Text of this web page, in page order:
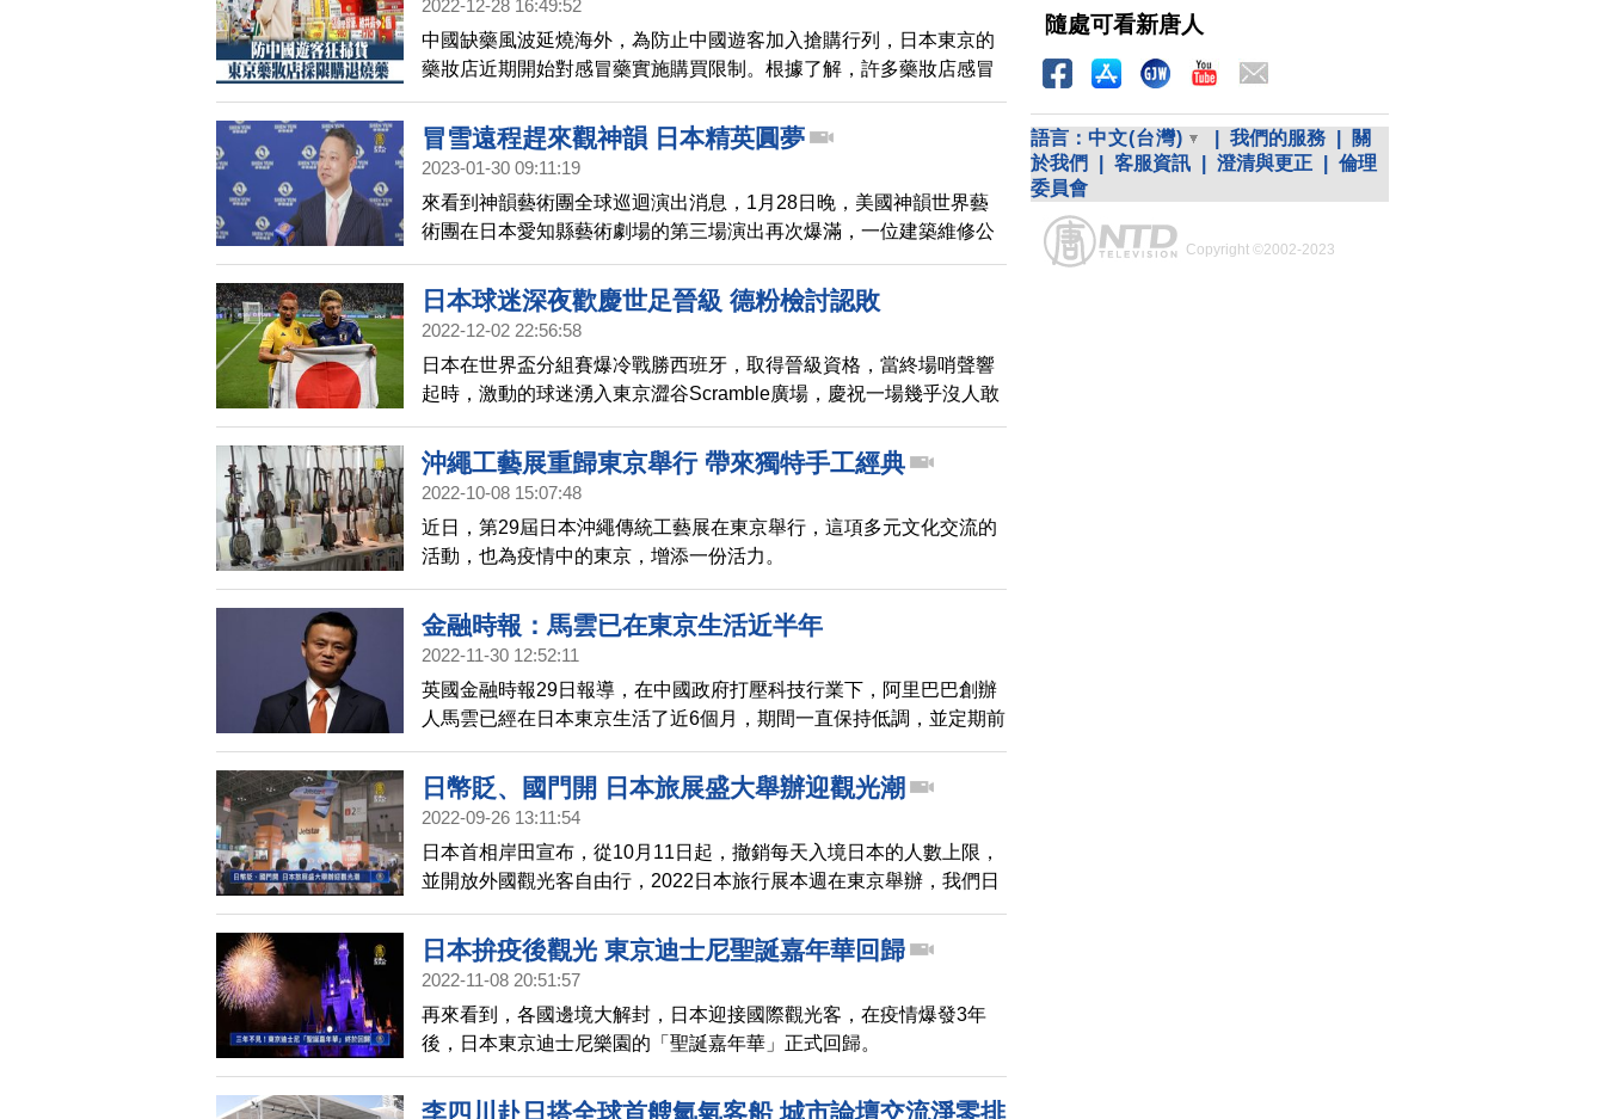
2022-12-28 16:49:52
中國缺藥風波延燒海外，為防止中國遊客加入搶購行列，日本東京的
藥妝店近期開始對感冒藥實施購買限制。根據了解，許多藥妝店感冒
類型藥品庫存即將耗盡，在部分藥妝店，顧客已被限制不能購買超過
一盒。
冒雪遠程趕來觀神韻 日本精英圓夢
2023-01-30 09:11:19
來看到神韻藝術團全球巡迴演出消息，1月28日晚，美國神韻世界藝
術團在日本愛知縣藝術劇場的第三場演出再次爆滿，一位建築維修公
司董事長，冒大雪開車4小時趕來觀看神韻演出，他說，終於圓了自己
的夢想。
日本球迷深夜歡慶世足晉級 德粉檢討認敗
2022-12-02 22:56:58
日本在世界盃分組賽爆冷戰勝西班牙，取得晉級資格，當終場哨聲響
起時，激動的球迷湧入東京澀谷Scramble廣場，慶祝一場幾乎沒人敢
夢想的勝利。德國球迷則黯然接受淘汰結果。
沖繩工藝展重歸東京舉行 帶來獨特手工經典
2022-10-08 15:07:48
近日，第29屆日本沖繩傳統工藝展在東京舉行，這項多元文化交流的
活動，也為疫情中的東京，增添一份活力。
金融時報：馬雲已在東京生活近半年
2022-11-30 12:52:11
英國金融時報29日報導，在中國政府打壓科技行業下，阿里巴巴創辦
人馬雲已經在日本東京生活了近6個月，期間一直保持低調，並定期前
往美國和以色列。
日幣貶、國門開 日本旅展盛大舉辦迎觀光潮
2022-09-26 13:11:54
日本首相岸田宣布，從10月11日起，撤銷每天入境日本的人數上限，
並開放外國觀光客自由行，2022日本旅行展本週在東京舉辦，我們日
本記者帶您直擊。
日本拚疫後觀光 東京迪士尼聖誕嘉年華回歸
2022-11-08 20:51:57
再來看到，各國邊境大解封，日本迎接國際觀光客，在疫情爆發3年
後，日本東京迪士尼樂園的「聖誕嘉年華」正式回歸。
李四川赴日搭全球首艘氫氣客船 城市論壇交流淨零排
隨處可看新唐人
語言： 中文(台灣) 我們的服務
關
於我們
客服資訊 澄清與更正
倫理
委員會
Copyright ©2002-2023